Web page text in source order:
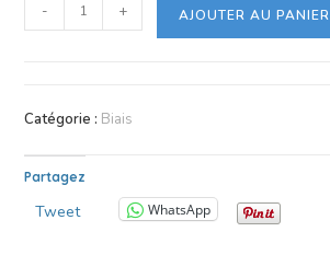
- + AJOUTER AU PANIER
Catégorie : Biais
Partagez
Tweet WhatsApp